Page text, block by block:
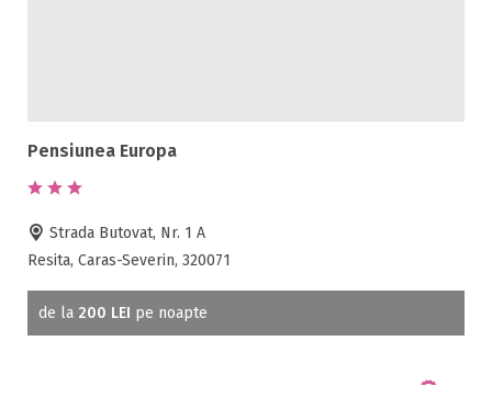
Pensiunea Europa
Strada Butovat, Nr. 1 A
Resita, Caras-Severin, 320071
de la 200 LEI pe noapte